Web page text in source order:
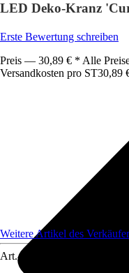
LED Deko-Kranz
Erste Bewertung schreiben
Preis — 30,89 € * Alle
Versandkosten pro ST30,89
Weitere Artikel des
Art.-Nr.